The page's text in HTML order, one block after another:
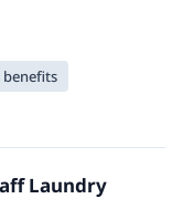
benefits
Laundry